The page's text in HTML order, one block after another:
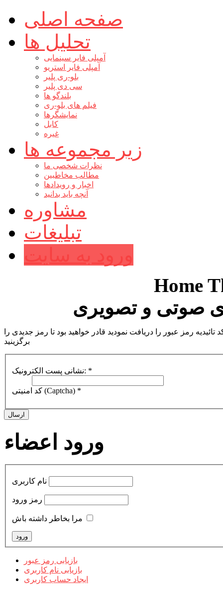
صفحه اصلی
تحلیل ها
آمپلی فایر سینمایی
آمپلی فایر استریو
بلو-ری پلیر
سی دی پلیر
بلندگو ها
فیلم های بلو-ری
نمایشگرها
کابل
غیره
زیر مجموعه ها
نظرات شخصی ما
مطالب مخاطبین
اخبار و رویدادها
آنچه باید بدانید
مشاوره
تبلیغات
ورود به سایت
Home
صوتی و تصویری
رمز عبور را دریافت نمودید قادر خواهید بود تا رمز جدیدی را
برگزینید
نشانی پست الکترونیک: *
کد امنیتی (Captcha) *
ارسال
ورود اعضاء
نام کاربری
رمز ورود
مرا بخاطر داشته باش
بازیابی رمز عبور
بازیابی نام کاربری
ایجاد حساب کاربری